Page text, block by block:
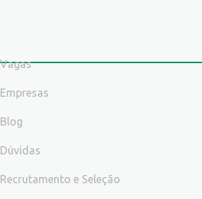
Vagas
Empresas
Blog
Dúvidas
Recrutamento e Seleção